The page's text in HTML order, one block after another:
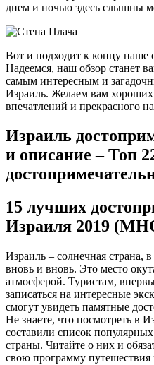
днем и ночью здесь слышны
Вот и подходит к концу наше
Надеемся, наш обзор станет
самым интересным и
Израиль. Желаем вам
впечатлений и прекрасного
Израиль
и описание – Топ
15 лучших
Израиля 2019
Израиль – солнечная страна,
вновь и вновь. Это место
атмосферой. Туристам,
записаться на интересные
смогут увидеть памятные
Не знаете, что посмотреть в
составили список
страны. Читайте о них и
свою программу